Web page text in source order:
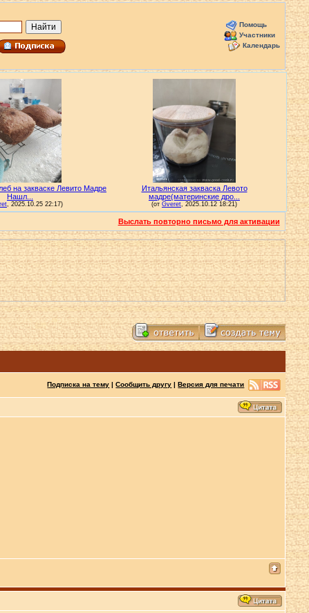
Помощь
Участники
Календарь
Выслать повторно письмо для активации
Подписка на тему |Сообщить другу |Версия для печати